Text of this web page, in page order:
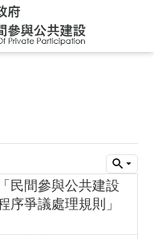
民間參與公共建設
序爭議處理規則」